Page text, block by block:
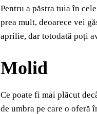
Pentru a păstra tuia în
prea mult, deoarece vei
aprilie, dar totodată poți
Molid
Ce poate fi mai plăcut
de umbra pe care o oferă